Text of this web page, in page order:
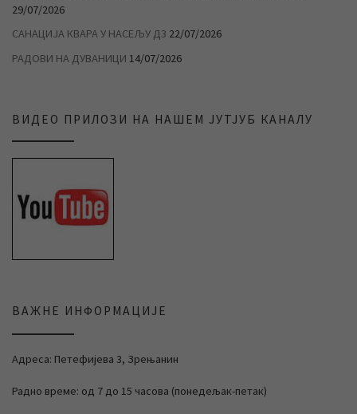
29/07/2026
САНАЦИЈА КВАРА У НАСЕЉУ Д3 22/07/2026
РАДОВИ НА ДУВАНИЦИ 14/07/2026
ВИДЕО ПРИЛОЗИ НА НАШЕМ ЈУТЈУБ КАНАЛУ
ВАЖНЕ ИНФОРМАЦИЈЕ
Адреса: Петефијева 3, Зрењанин
Радно време: од 7 до 15 часова (понедељак-петак)